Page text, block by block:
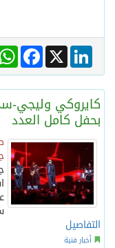
Facebook X
LinkedIn
كايروكي وليجي-
بحفل كامل العدد
التفاصيل
أخبار فنية